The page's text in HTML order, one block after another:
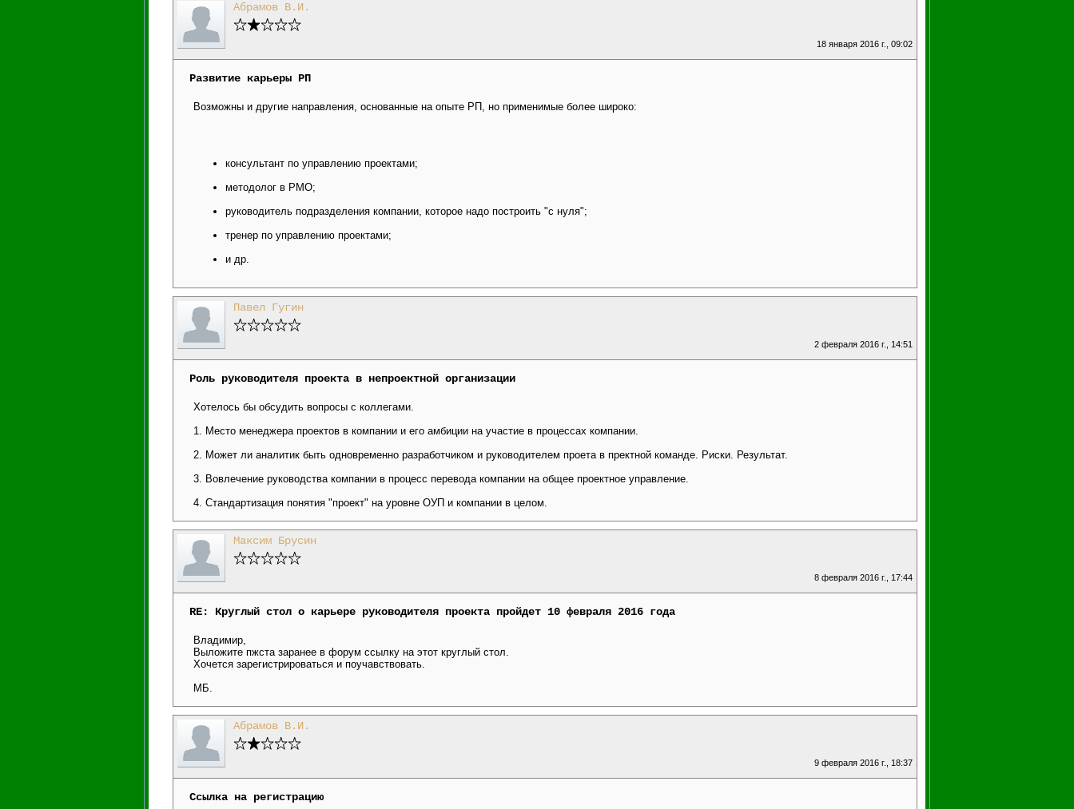
Абрамов В.И.
18 января 2016 г., 09:02
Развитие карьеры РП
Возможны и другие направления, основанные на опыте РП, но применимые более широко:
консультант по управлению проектами;
методолог в PMO;
руководитель подразделения компании, которое надо построить "с нуля";
тренер по управлению проектами;
и др.
Павел Гугин
2 февраля 2016 г., 14:51
Роль руководителя проекта в непроектной организации
Хотелось бы обсудить вопросы с коллегами.
1. Место менеджера проектов в компании и его амбиции на участие в процессах компании.
2. Может ли аналитик быть одновременно разработчиком и руководителем проета в пректной команде. Риски. Результат.
3. Вовлечение руководства компании в процесс перевода компании на общее проектное управление.
4. Стандартизация понятия "проект" на уровне ОУП и компании в целом.
Максим Брусин
8 февраля 2016 г., 17:44
RE: Круглый стол о карьере руководителя проекта пройдет 10 февраля 2016 года
Владимир,
Выложите пжста заранее в форум ссылку на этот круглый стол.
Хочется зарегистрироваться и поучавствовать.
МБ.
Абрамов В.И.
9 февраля 2016 г., 18:37
Ссылка на регистрацию